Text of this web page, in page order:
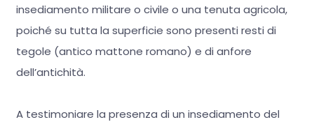
insediamento militare o civile o una tenuta agricola,
poiché su tutta la superficie sono presenti resti di
tegole (antico mattone romano) e di anfore
dell’antichità.
A testimoniare la presenza di un insediamento del